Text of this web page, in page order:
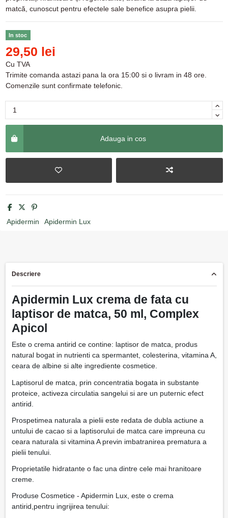
matcă, cunoscut pentru efectele sale benefice asupra pielii.
In stoc
29,50 lei
Cu TVA
Trimite comanda astazi pana la ora 15:00 si o livram in 48 ore.
Comenzile sunt confirmate telefonic.
Adauga in cos
Apidermin Apidermin Lux
Descriere
Apidermin Lux crema de fata cu
laptisor de matca, 50 ml, Complex
Apicol
Este o crema antirid ce contine: laptisor de matca, produs
natural bogat in nutrienti ca spermantet, colesterina, vitamina A,
ceara de albine si alte ingrediente cosmetice.
Laptisorul de matca, prin concentratia bogata in substante
proteice, activeza circulatia sangelui si are un puternic efect
antirid.
Prospetimea naturala a pielii este redata de dubla actiune a
untului de cacao si a laptisorului de matca care impreuna cu
ceara naturala si vitamina A previn imbatranirea prematura a
pielii tenului.
Proprietatile hidratante o fac una dintre cele mai hranitoare
creme.
Produse Cosmetice - Apidermin Lux, este o crema
antirid,pentru ingrijirea tenului: